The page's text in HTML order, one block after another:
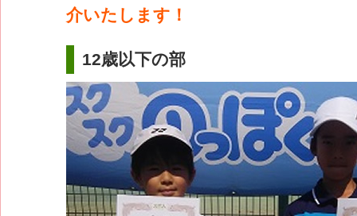
介いたします！
12歳以下の部